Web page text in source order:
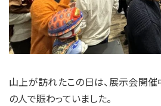
山上が訪れたこの日は、展示会開催
の人で賑わっていました。